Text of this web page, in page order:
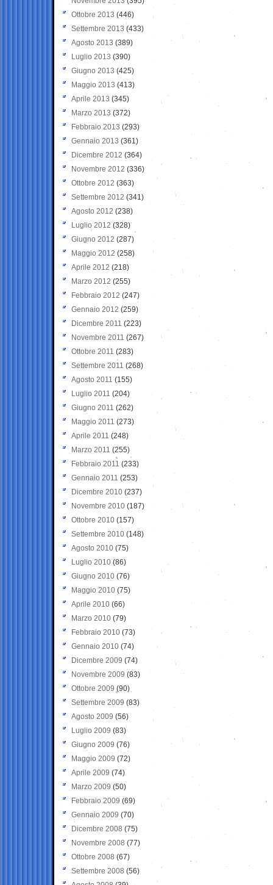
Ottobre 2013 (446)
Settembre 2013 (433)
Agosto 2013 (389)
Luglio 2013 (390)
Giugno 2013 (425)
Maggio 2013 (413)
Aprile 2013 (345)
Marzo 2013 (372)
Febbraio 2013 (293)
Gennaio 2013 (361)
Dicembre 2012 (364)
Novembre 2012 (336)
Ottobre 2012 (363)
Settembre 2012 (341)
Agosto 2012 (238)
Luglio 2012 (328)
Giugno 2012 (287)
Maggio 2012 (258)
Aprile 2012 (218)
Marzo 2012 (255)
Febbraio 2012 (247)
Gennaio 2012 (259)
Dicembre 2011 (223)
Novembre 2011 (267)
Ottobre 2011 (283)
Settembre 2011 (268)
Agosto 2011 (155)
Luglio 2011 (204)
Giugno 2011 (262)
Maggio 2011 (273)
Aprile 2011 (248)
Marzo 2011 (255)
Febbraio 2011 (233)
Gennaio 2011 (253)
Dicembre 2010 (237)
Novembre 2010 (187)
Ottobre 2010 (157)
Settembre 2010 (148)
Agosto 2010 (75)
Luglio 2010 (86)
Giugno 2010 (76)
Maggio 2010 (75)
Aprile 2010 (66)
Marzo 2010 (79)
Febbraio 2010 (73)
Gennaio 2010 (74)
Dicembre 2009 (74)
Novembre 2009 (83)
Ottobre 2009 (90)
Settembre 2009 (83)
Agosto 2009 (56)
Luglio 2009 (83)
Giugno 2009 (76)
Maggio 2009 (72)
Aprile 2009 (74)
Marzo 2009 (50)
Febbraio 2009 (69)
Gennaio 2009 (70)
Dicembre 2008 (75)
Novembre 2008 (77)
Ottobre 2008 (67)
Settembre 2008 (56)